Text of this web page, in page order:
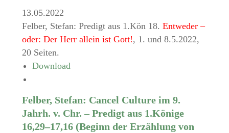
13.05.2022
Felber, Stefan: Predigt aus 1.Kön 18. Entweder –
oder: Der Herr allein ist Gott!, 1. und 8.5.2022,
20 Seiten.
Download
Felber, Stefan: Cancel Culture im 9.
Jahrh. v. Chr. – Predigt aus 1.Könige
16,29–17,16 (Beginn der Erzählung von